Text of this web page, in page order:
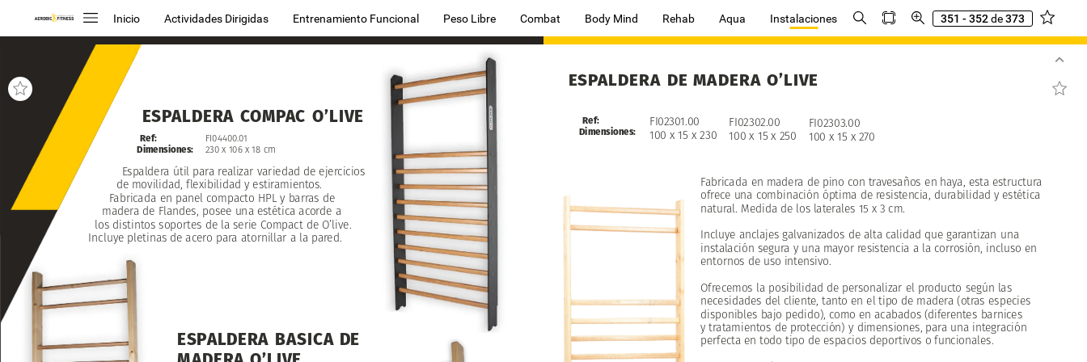
Inicio Actividades Dirigidas Entrenamiento Funcional Peso Libre Combat Body Mind Rehab Aqua Instalaciones 351 - 352de373
ESPALDERA BASICA DE
ESPALDERA COMPAC O’LIVE
Ref:
Dimensiones:
FI04400.01
230 x 106 x 18 cm
Espaldera útil para realizar variedad de ejercicios
de movilidad, flexibilidad y estiramientos.
Fabricada en panel compacto HPL y barras de
madera de Flandes, posee una estética acorde a
los distintos soportes de la serie Compact de O’live.
Incluye pletinas de acero para atornillar a la pared.
Fabricada en madera de pino con travesaños en haya, esta estructura
ofrece una combinación óptima de resistencia, durabilidad y estética
natural. Medida de los laterales 15 x 3 cm.
Incluye anclajes galvanizados de alta calidad que garantizan una
instalación segura y una mayor resistencia a la corrosión, incluso en
entornos de uso intensivo.
Ofrecemos la posibilidad de personalizar el producto según las
necesidades del cliente, tanto en el tipo de madera (otras especies
disponibles bajo pedido), como en acabados (diferentes barnices
y tratamientos de protección) y dimensiones, para una integración
perfecta en todo tipo de espacios deportivos o funcionales.
ESPALDERA DE MADERA O’LIVE
FI02301.00
100 x 15 x 230
FI02302.00
100 x 15 x 250
FI02303.00
100 x 15 x 270
Ref:
Dimensiones: